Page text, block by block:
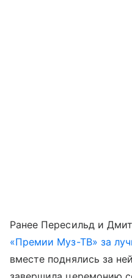
Ранее Пересильд и
«Премии Муз-ТВ» за
вместе поднялись за